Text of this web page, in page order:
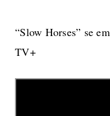
“Slow Horses” se
TV+